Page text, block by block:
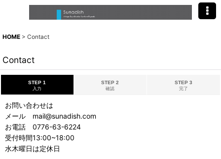
HOME > Contact
Contact
STEP 1
入力
STEP 2
確認
STEP 3
完了
お問い合わせは
メール mail@sunadish.com
お電話 0776-63-6224
受付時間13:00~18:00
水木曜日は定休日